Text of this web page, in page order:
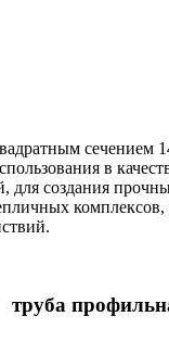
сечением
в
создания
труба